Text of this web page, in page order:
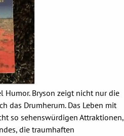
Humor. Bryson zeigt nicht nur die
das Drumherum. Das Leben mit
so sehenswürdigen Attraktionen,
die traumhaften